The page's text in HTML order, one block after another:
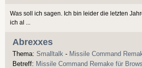
Was soll ich sagen. Ich bin leider die letzten
ich al ...
Abrexxes
Thema: Smalltalk - Missile Command
Betreff: Missile Command Remake für